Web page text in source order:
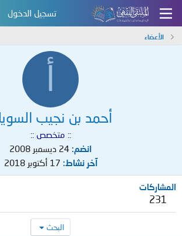
تسجيل الدخول
الأعضاء
أحمد بن نجيب
:: متخصص ::
انضم 24 ديسمبر 2008
آخر نشاط 17 أكتوبر 2018
المشاركات
231
البحث